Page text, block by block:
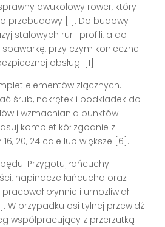
dwukołowy rower, który
przebudowy [1]. Do budowy
stalowych rur i profili, a do
przy czym konieczne
obsługi [1].
elementów złącznych.
śrub, nakrętek i podkładek do
i wzmacniania punktów
komplet kół zgodnie z
20, 24 cale lub większe [6].
Przygotuj łańcuchy
napinacze łańcucha oraz
płynnie i umożliwiał
W przypadku osi tylnej przewidź
współpracujący z przerzutką